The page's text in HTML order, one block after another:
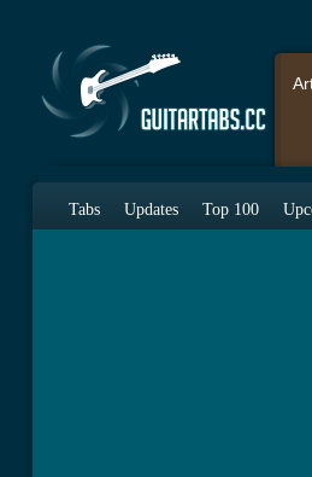
Tabs Updates Top 100